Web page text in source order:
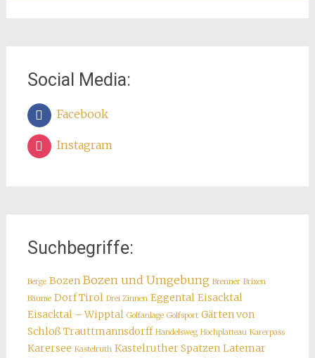
Social Media:
Facebook
Instagram
Suchbegriffe:
Berge Bozen Bozen und Umgebung Brenner Brixen
Bäume Dorf Tirol Drei Zinnen Eggental Eisacktal
Eisacktal – Wipptal Golfanlage Golfsport Gärten von
Schloß Trauttmannsdorff Handelsweg Hochplatteau Karerpass
Karersee Kastelruth Kastelruther Spatzen Latemar